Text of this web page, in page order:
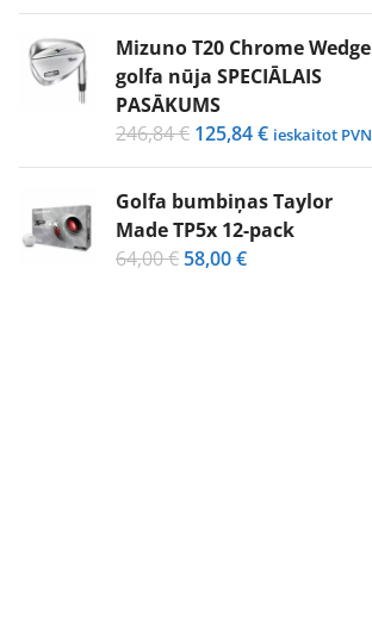
Mizuno T20 Chrome Wedge
golfa nūja SPECIĀLAIS
PASĀKUMS
246,84€ Original
price
was:
246,84 €.
125,84€Current
price
is:
125,84 €.
ieskaitot PVN
Golfa bumbiņas Taylor
Made TP5x 12-pack
64,00€ Original
58,00€Current